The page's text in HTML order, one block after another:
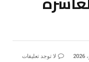
لا توجد تعليقات